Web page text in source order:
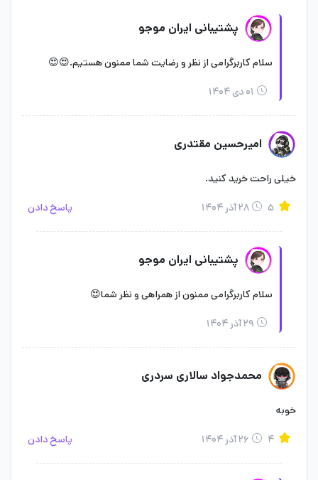
پشتیبانی ایران موجو
سلام کاربرگرامی از نظر و رضایت شما ممنون هستیم.😍😍
۰۱ دی ۱۴۰۴
امیرحسین مقتدری
خیلی راحت خرید کنید.
۲۸ آذر ۱۴۰۴ پاسخ دادن
پشتیبانی ایران موجو
سلام کاربرگرامی ممنون از همراهی و نظر شما😍
۲۹ آذر ۱۴۰۴
محمدجواد سالاری سردری
خوبه
۲۶ آذر ۱۴۰۴ پاسخ دادن